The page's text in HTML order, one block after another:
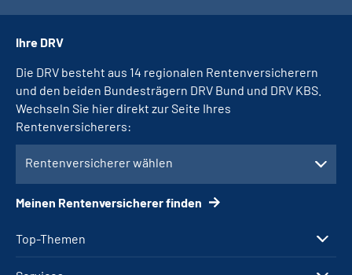
Top-Themen
Ihre DRV
Die DRV besteht aus 14 regionalen Rentenversicherern
und den beiden Bundesträgern DRV Bund und DRV KBS.
Wechseln Sie hier direkt zur Seite Ihres
Rentenversicherers:
Rentenversicherer wählen
Meinen Rentenversicherer finden